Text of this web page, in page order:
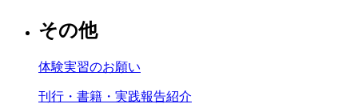
その他
体験実習のお願い
刊行・書籍・実践報告紹介